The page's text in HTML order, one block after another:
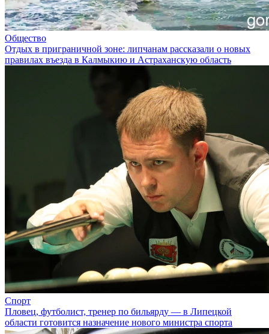
Общество
Отдых в приграничной зоне: липчанам рассказали о новых
правилах въезда в Калмыкию и Астраханскую область
Спорт
Пловец, футболист, тренер по бильярду — в Липецкой
области готовится назначение нового министра спорта